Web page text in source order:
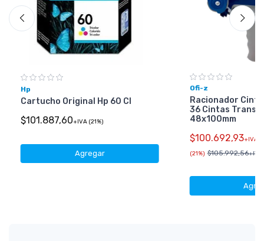
Hp
Cartucho Original Hp 60 Cl
$101.887,60+IVA (21%)
Agregar
Ofi-z
Racionador Cinta
36 Cintas
48x100mm
$100.692,93+IVA
(21%) $105.992,56+IVA